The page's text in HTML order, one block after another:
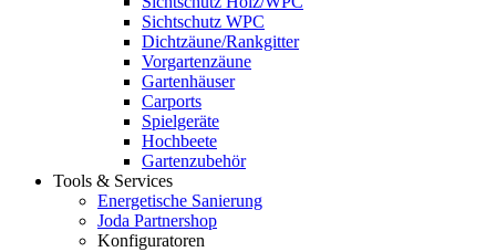
Sichtschutz WPC
Dichtzäune/Rankgitter
Vorgartenzäune
Gartenhäuser
Carports
Spielgeräte
Hochbeete
Gartenzubehör
Tools & Services
Energetische Sanierung
Joda Partnershop
Konfiguratoren